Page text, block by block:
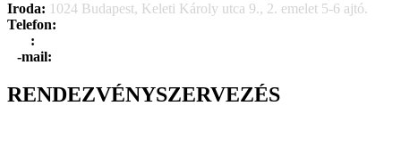
Iroda: 1024 Budapest, Keleti Károly utca 9., 2. emelet 5-6 ajtó.
Telefon:
:
-mail:
RENDEZVÉNYSZERVEZÉS